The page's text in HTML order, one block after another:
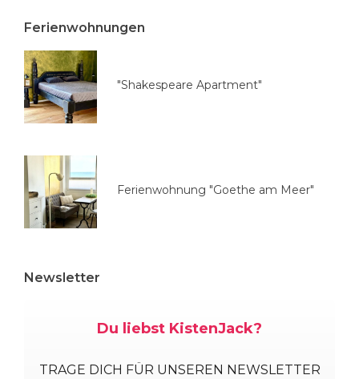
ä
h
l
e
n
Ferienwohnungen
"Shakespeare Apartment"
Ferienwohnung "Goethe am Meer"
Newsletter
Du liebst KistenJack?
TRAGE DICH FÜR UNSEREN NEWSLETTER